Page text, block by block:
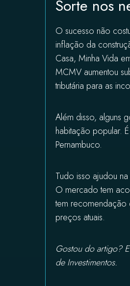
Sorte nos
O sucesso não
inflação da
Casa, Minha Vida
MCMV aumentou
tributária para as
Além disso, alguns
habitação popular.
Pernambuco.
Tudo isso ajudou
O mercado tem
tem
preços atuais.
Gostou do artigo?
de Investimentos.